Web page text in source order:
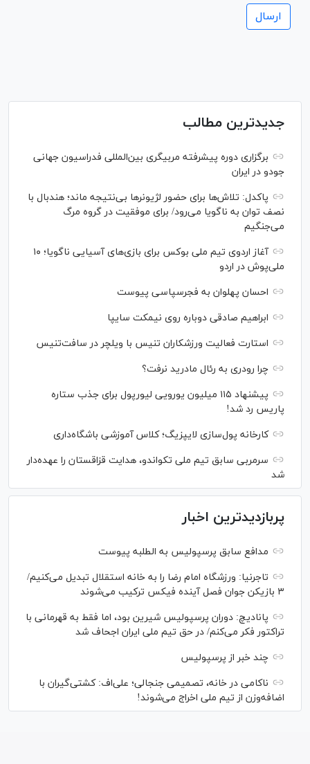
جدیدترین مطالب
برگزاری دوره پیشرفته مربیگری بین‌المللی فدراسیون جهانی
جودو در ایران
پاکدل: تلاش‌ها برای حضور لژیونر‌ها بی‌نتیجه ماند؛ هندبال با
نصف توان به ناگویا می‌رود/ برای موفقیت در گروه مرگ
می‌جنگیم
آغاز اردوی تیم ملی بوکس برای بازی‌های آسیایی ناگویا؛ ۱۰
ملی‌پوش در اردو
احسان پهلوان به فجرسپاسی پیوست
ابراهیم صادقی دوباره روی نیمکت سایپا
استارت فعالیت ورزشکاران تنیس با ویلچر در سافت‌تنیس
چرا رودری به رئال مادرید نرفت؟
پیشنهاد ۱۱۵ میلیون یورویی لیورپول برای جذب ستاره
پاریس رد شد!
کارخانه پول‌سازی لایپزیگ؛ کلاس آموزشی باشگاه‌داری
سرمربی سابق تیم ملی تکواندو، هدایت قزاقستان را عهده‌دار
شد
پربازدیدترین اخبار
مدافع سابق پرسپولیس به الطلبه پیوست
تاجرنیا: ورزشگاه امام رضا را به خانه استقلال تبدیل می‌کنیم/
۳ بازیکن جوان فصل آینده فیکس ترکیب می‌شوند
پانادیچ: دوران پرسپولیس شیرین بود، اما فقط به قهرمانی با
تراکتور فکر می‌کنم/ در حق تیم ملی ایران اجحاف شد
چند خبر از پرسپولیس
ناکامی در خانه، تصمیمی جنجالی؛ علی‌اف: کشتی‌گیران با
اضافه‌وزن از تیم ملی اخراج می‌شوند!